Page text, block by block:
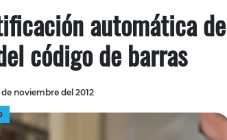
automática de
código de barras
de noviembre del 2012